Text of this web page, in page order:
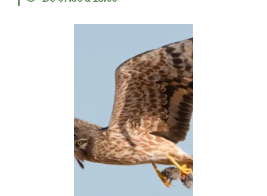
S'INSCRIRE À LA NEWSLETTER
INSTAGRAM
LINKEDINYOUTUBE